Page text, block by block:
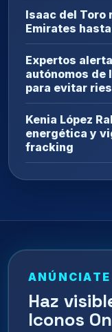
Isaac del Toro
Emirates hasta
Expertos
autónomos de
para evitar
Kenia López
energética y
fracking
ANÚNCIATE
Haz
Iconos